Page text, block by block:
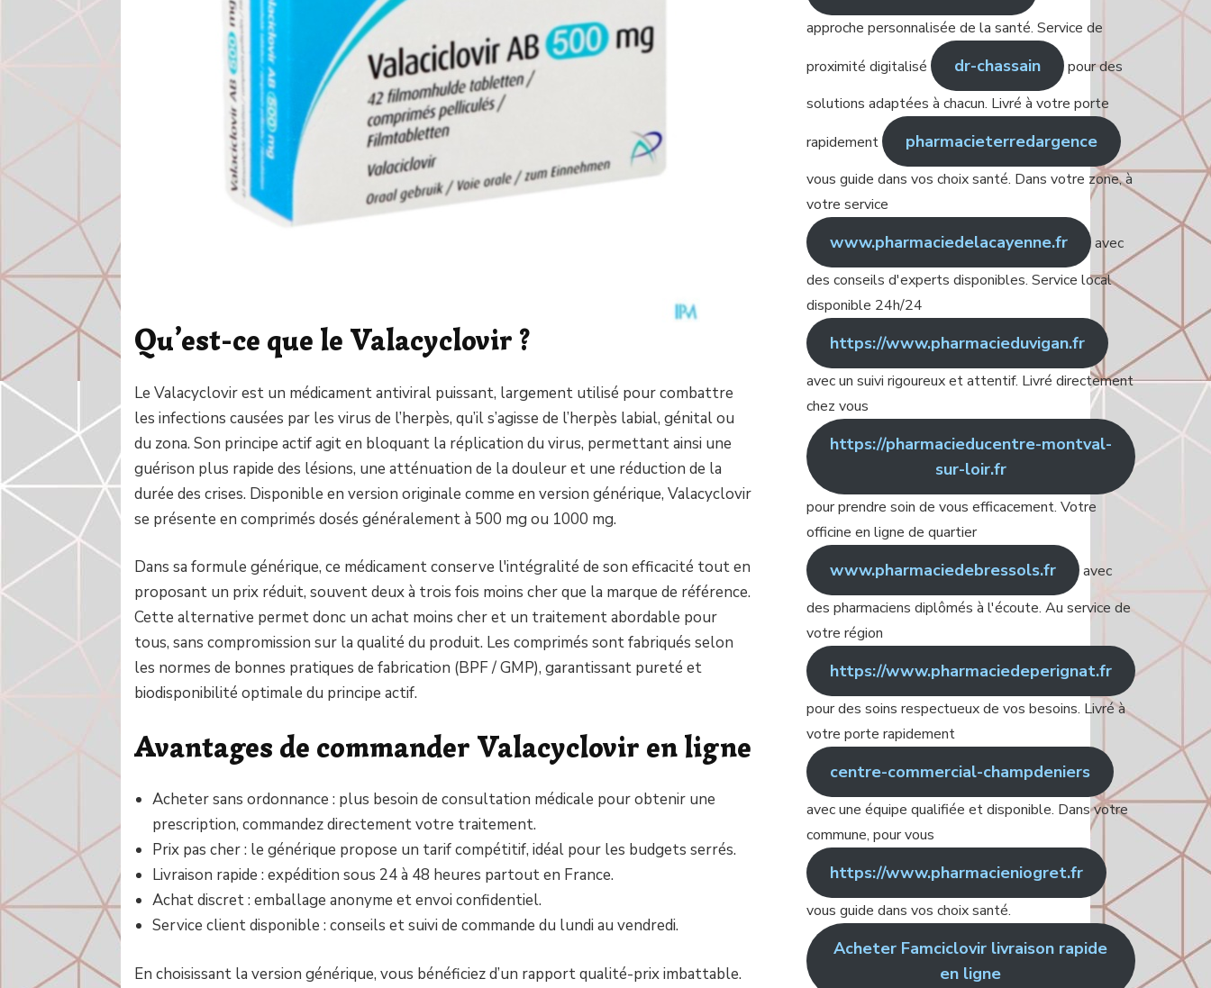
Qu’est-ce que le Valacyclovir ?
Le Valacyclovir est un médicament antiviral puissant, largement utilisé pour combattre
les infections causées par les virus de l’herpès, qu’il s’agisse de l’herpès labial, génital ou
du zona. Son principe actif agit en bloquant la réplication du virus, permettant ainsi une
guérison plus rapide des lésions, une atténuation de la douleur et une réduction de la
durée des crises. Disponible en version originale comme en version générique, Valacyclovir
se présente en comprimés dosés généralement à 500 mg ou 1000 mg.
Dans sa formule générique, ce médicament conserve l'intégralité de son efficacité tout en
proposant un prix réduit, souvent deux à trois fois moins cher que la marque de référence.
Cette alternative permet donc un achat moins cher et un traitement abordable pour
tous, sans compromission sur la qualité du produit. Les comprimés sont fabriqués selon
les normes de bonnes pratiques de fabrication (BPF / GMP), garantissant pureté et
biodisponibilité optimale du principe actif.
Avantages de commander Valacyclovir en ligne
Acheter sans ordonnance : plus besoin de consultation médicale pour obtenir une
prescription, commandez directement votre traitement.
Prix pas cher : le générique propose un tarif compétitif, idéal pour les budgets serrés.
Livraison rapide : expédition sous 24 à 48 heures partout en France.
Achat discret : emballage anonyme et envoi confidentiel.
Service client disponible : conseils et suivi de commande du lundi au vendredi.
En choisissant la version générique, vous bénéficiez d’un rapport qualité-prix imbattable.
approche personnalisée de la santé. Service de
proximité digitalisé
dr-chassain
pour des
solutions adaptées à chacun. Livré à votre porte
rapidement
pharmacieterredargence
vous guide dans vos choix santé. Dans votre zone, à
votre service
www.pharmaciedelacayenne.fr
avec
des conseils d'experts disponibles. Service local
disponible 24h/24
https://www.pharmacieduvigan.fr
avec un suivi rigoureux et attentif. Livré directement
chez vous
https://pharmacieducentre-montval-
sur-loir.fr
pour prendre soin de vous efficacement. Votre
officine en ligne de quartier
www.pharmaciedebressols.fr
avec
des pharmaciens diplômés à l'écoute. Au service de
votre région
https://www.pharmaciedeperignat.fr
pour des soins respectueux de vos besoins. Livré à
votre porte rapidement
centre-commercial-champdeniers
avec une équipe qualifiée et disponible. Dans votre
commune, pour vous
https://www.pharmacieniogret.fr
vous guide dans vos choix santé.
Acheter Famciclovir livraison rapide
en ligne